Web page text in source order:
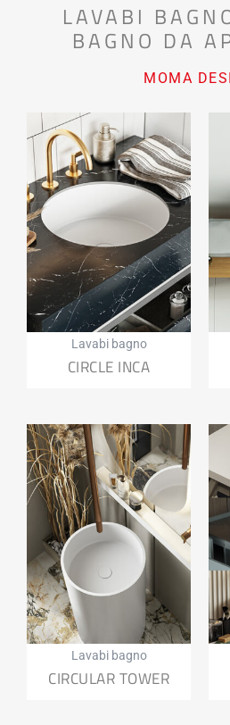
LAVABI
BAGNO DA
MOMA
Lavabi bagno
CIRCLE INCA
Lavabi bagno
CIRCULAR TOWER